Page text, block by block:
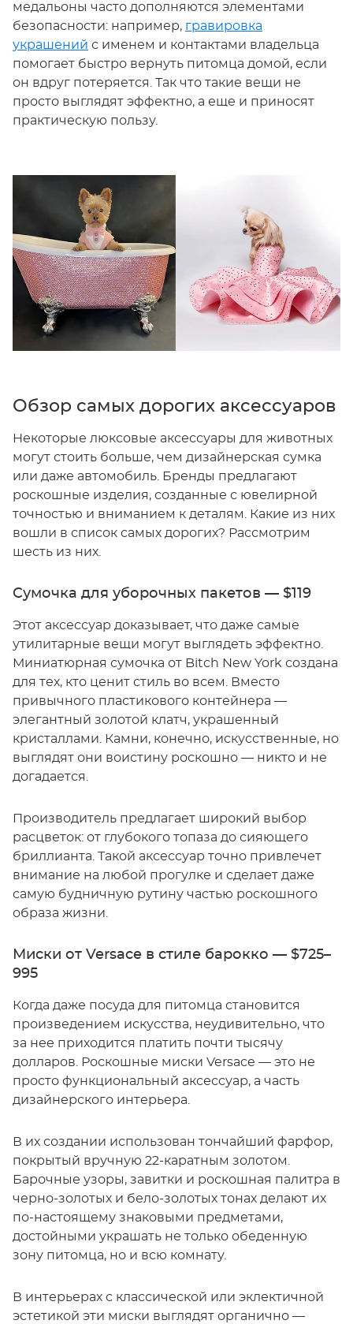
медальоны часто дополняются элементами
безопасности: например, гравировка
украшений с именем и контактами владельца
помогает быстро вернуть питомца домой, если
он вдруг потеряется. Так что такие вещи не
просто выглядят эффектно, а еще и приносят
практическую пользу.
Обзор самых дорогих аксессуаров
Некоторые люксовые аксессуары для животных
могут стоить больше, чем дизайнерская сумка
или даже автомобиль. Бренды предлагают
роскошные изделия, созданные с ювелирной
точностью и вниманием к деталям. Какие из них
вошли в список самых дорогих? Рассмотрим
шесть из них.
Сумочка для уборочных пакетов — $119
Этот аксессуар доказывает, что даже самые
утилитарные вещи могут выглядеть эффектно.
Миниатюрная сумочка от Bitch New York создана
для тех, кто ценит стиль во всем. Вместо
привычного пластикового контейнера —
элегантный золотой клатч, украшенный
кристаллами. Камни, конечно, искусственные, но
выглядят они воистину роскошно — никто и не
догадается.
Производитель предлагает широкий выбор
расцветок: от глубокого топаза до сияющего
бриллианта. Такой аксессуар точно привлечет
внимание на любой прогулке и сделает даже
самую будничную рутину частью роскошного
образа жизни.
Миски от Versace в стиле барокко — $725–
995
Когда даже посуда для питомца становится
произведением искусства, неудивительно, что
за нее приходится платить почти тысячу
долларов. Роскошные миски Versace — это не
просто функциональный аксессуар, а часть
дизайнерского интерьера.
В их создании использован тончайший фарфор,
покрытый вручную 22-каратным золотом.
Барочные узоры, завитки и роскошная палитра в
черно-золотых и бело-золотых тонах делают их
по-настоящему знаковыми предметами,
достойными украшать не только обеденную
зону питомца, но и всю комнату.
В интерьерах с классической или эклектичной
эстетикой эти миски выглядят органично —